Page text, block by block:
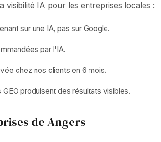
visibilité IA pour les entreprises locales :
sur une IA, pas sur Google.
par l'IA.
chez nos clients en 6 mois.
produisent des résultats visibles.
de Angers